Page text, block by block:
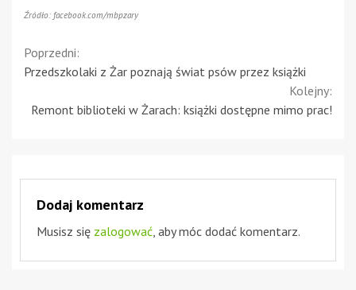
Źródło: facebook.com/mbpzary
Continue
Poprzedni:
Przedszkolaki z Żar poznają świat psów przez książki
Kolejny:
Remont biblioteki w Żarach: książki dostępne mimo prac!
Dodaj komentarz
Musisz się zalogować , aby móc dodać komentarz.